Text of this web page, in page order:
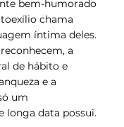
bem-humorado
chama
íntima deles.
a
de hábito e
e a
um
longa data possui.